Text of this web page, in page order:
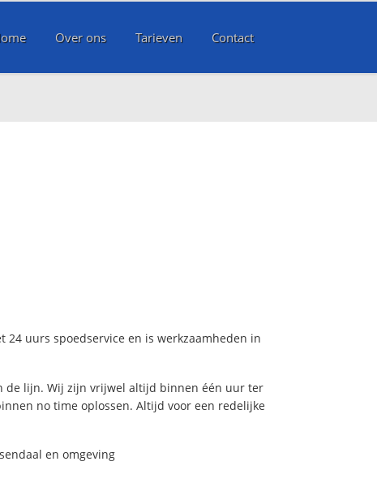
Over ons Tarieven Contact
uurs spoedservice en is werkzaamheden in
de lijn. Wij zijn vrijwel altijd binnen één uur ter
no time oplossen. Altijd voor een redelijke
en omgeving